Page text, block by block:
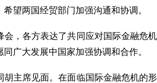
望两国经贸部门加强沟通和协调。
各方表达了共同应对国际金融危
广大发展中国家加强协调和合作。
席见面。在面临国际金融危机的